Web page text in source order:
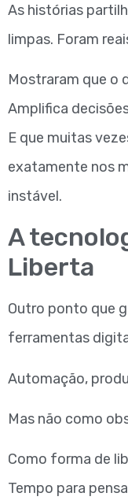
As histórias
limpas. Foram
Mostraram que o
Amplifica
E que muitas
exatamente nos
instável.
A
Liberta
Outro ponto que
ferramentas
Automação,
Mas não como
Como forma de
Tempo para